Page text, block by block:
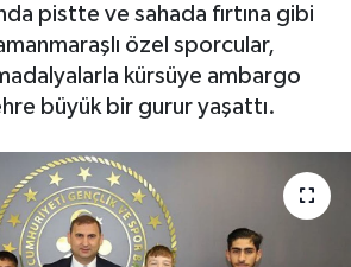
pistte ve sahada fırtına gibi
özel sporcular,
kürsüye ambargo
büyük bir gurur yaşattı.